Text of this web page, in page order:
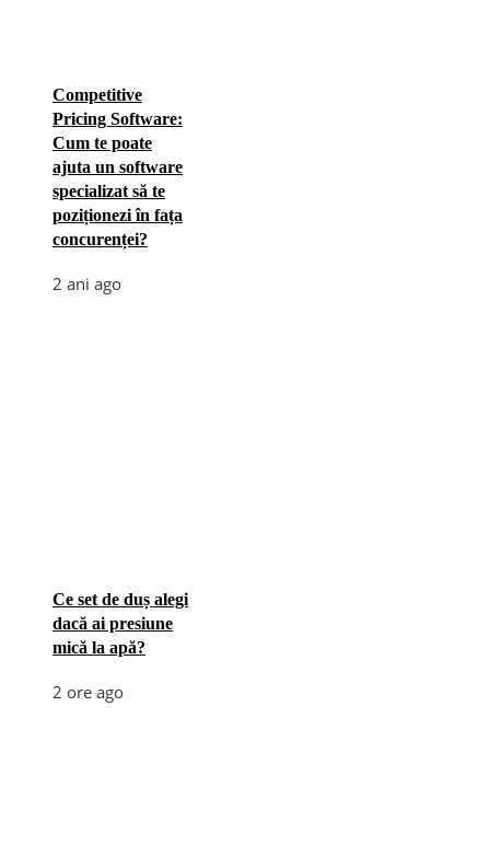
Competitive
Pricing Software:
Cum te poate
ajuta un software
specializat să te
poziționezi în fața
concurenței?
2 ani ago
Ce set de duș alegi
dacă ai presiune
mică la apă?
2 ore ago